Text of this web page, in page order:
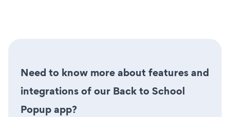
Need to know more about features and
integrations of our Back to School
Popup app?